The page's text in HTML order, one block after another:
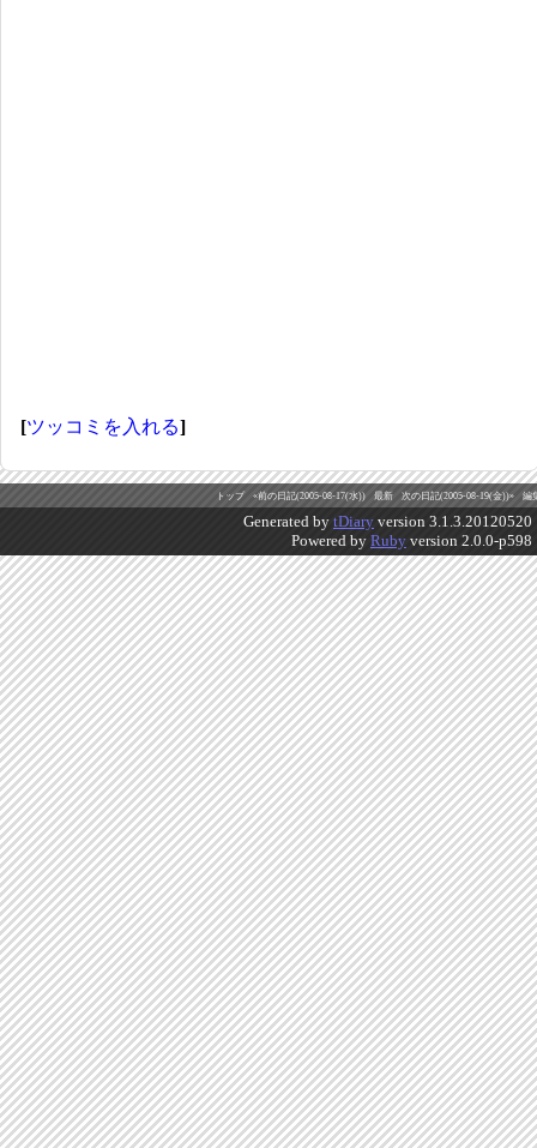
[ツッコミを入れる]
トップ «前の日記(2005-08-17(水)) 最新 次の日記(2005-08-19(金))» 編
Generated by tDiary version 3.1.3.20120520
Powered by Ruby version 2.0.0-p598